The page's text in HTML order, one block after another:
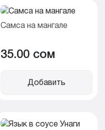
Самса на мангале
35.00 cом
Добавить